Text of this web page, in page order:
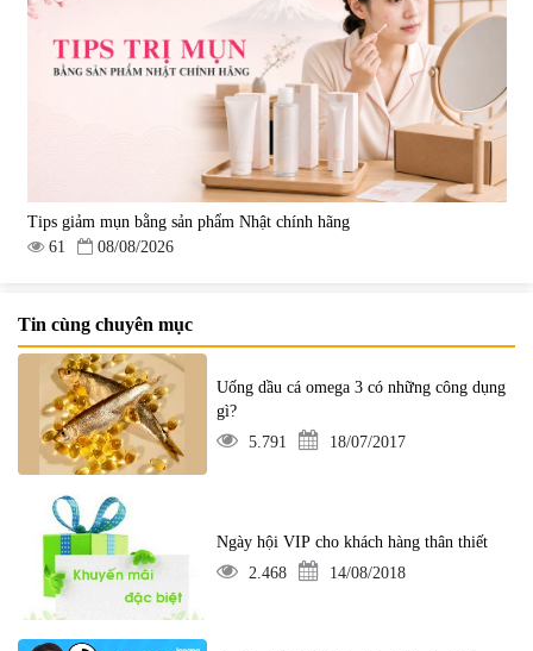
Tips giảm mụn bằng sản phẩm Nhật chính hãng
61
08/08/2026
Tin cùng chuyên mục
Uống dầu cá omega 3 có những công dụng
gì?
5.791
18/07/2017
Ngày hội VIP cho khách hàng thân thiết
2.468
14/08/2018